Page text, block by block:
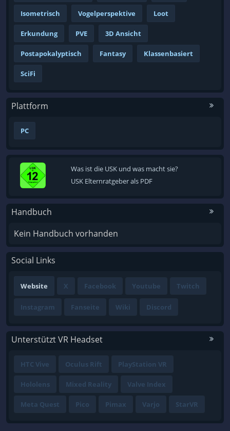
Isometrisch Vogelperspektive Loot
Erkundung PVE 3D Ansicht
Postapokalyptisch Fantasy Klassenbasiert
SciFi
Plattform
PC
Was ist die USK und was macht sie?
USK Elternratgeber als PDF
Handbuch
Kein Handbuch vorhanden
Social Links
Website X Facebook Youtube Twitch
Instagram Fanseite Wiki Discord
Unterstützt VR Headset
HTC Vive Oculus Rift PlayStation VR
Hololens Mixed Reality Valve Index
Meta Quest Pico Pimax Varjo StarVR